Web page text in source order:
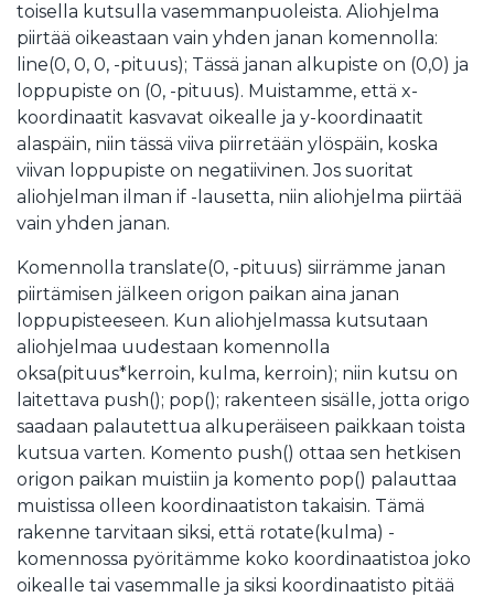
toisella kutsulla vasemmanpuoleista. Aliohjelma
piirtää oikeastaan vain yhden janan komennolla:
line(0, 0, 0, -pituus); Tässä janan alkupiste on (0,0) ja
loppupiste on (0, -pituus). Muistamme, että x-
koordinaatit kasvavat oikealle ja y-koordinaatit
alaspäin, niin tässä viiva piirretään ylöspäin, koska
viivan loppupiste on negatiivinen. Jos suoritat
aliohjelman ilman if -lausetta, niin aliohjelma piirtää
vain yhden janan.
Komennolla translate(0, -pituus) siirrämme janan
piirtämisen jälkeen origon paikan aina janan
loppupisteeseen. Kun aliohjelmassa kutsutaan
aliohjelmaa uudestaan komennolla
oksa(pituus*kerroin, kulma, kerroin); niin kutsu on
laitettava push(); pop(); rakenteen sisälle, jotta origo
saadaan palautettua alkuperäiseen paikkaan toista
kutsua varten. Komento push() ottaa sen hetkisen
origon paikan muistiin ja komento pop() palauttaa
muistissa olleen koordinaatiston takaisin. Tämä
rakenne tarvitaan siksi, että rotate(kulma) -
komennossa pyöritämme koko koordinaatistoa joko
oikealle tai vasemmalle ja siksi koordinaatisto pitää